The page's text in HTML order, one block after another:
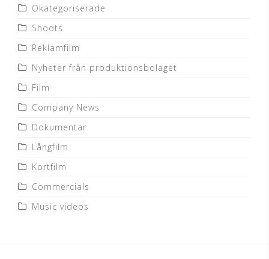
Okategoriserade
Shoots
Reklamfilm
Nyheter från produktionsbolaget
Film
Company News
Dokumentär
Långfilm
Kortfilm
Commercials
Music videos